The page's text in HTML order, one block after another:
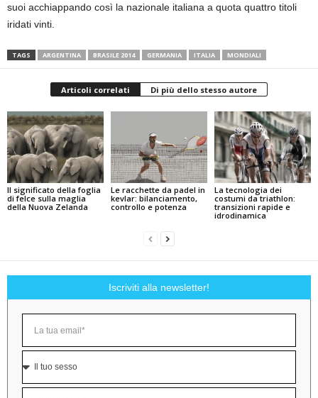
suoi acchiappando così la nazionale italiana a quota quattro titoli
iridati vinti.
TAGS ARGENTINA BRASILE 2014 GERMANIA ITALIA MONDIALI
Articoli correlati Di più dello stesso autore
Il significato della foglia
di felce sulla maglia
della Nuova Zelanda
Le racchette da padel in
kevlar: bilanciamento,
controllo e potenza
La tecnologia dei
costumi da triathlon:
transizioni rapide e
idrodinamica
Iscriviti alla newsletter!